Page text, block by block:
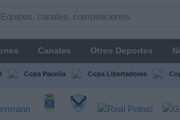
Canales Otros Deportes
Copa Paceña Copa Libertadores